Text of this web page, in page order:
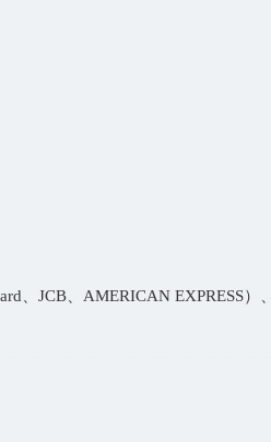
、JCB、AMERICAN EXPRESS